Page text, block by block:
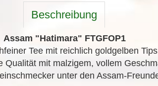
Beschreibung
Assam "Hatimara" FTGFOP1
Tee mit reichlich goldgelben
Qualität mit malzigem, vollem
unter den Assam-